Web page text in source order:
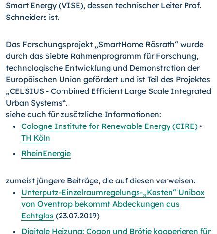
Smart Energy (VISE), dessen technischer Leiter Prof.
Schneiders ist.
Das Forschungsprojekt „SmartHome Rösrath“ wurde
durch das Siebte Rahmenprogramm für Forschung,
technologische Entwicklung und Demonstration der
Europäischen Union gefördert und ist Teil des Projektes
„CELSIUS - Combined Efficient Large Scale Integrated
Urban Systems“.
siehe auch für zusätzliche Informationen:
Cologne Institute for Renewable Energy (CIRE) •
TH Köln
RheinEnergie
zumeist jüngere Beiträge, die auf diesen verweisen:
Unterputz-Einzelraumregelungs-„Kasten“ Unibox
von Oventrop bekommt Abdeckungen aus
Echtglas (23.07.2019)
Digitale Heizung: Coqon und Brötje kooperieren für